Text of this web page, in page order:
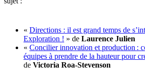
« Directions : il est grand temps de
Exploration ! » de Laurence Julien
« Concilier innovation et production :
équipes à prendre de la hauteur pour
de Victoria Roa-Stevenson